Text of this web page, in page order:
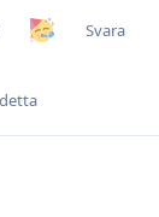
Svara